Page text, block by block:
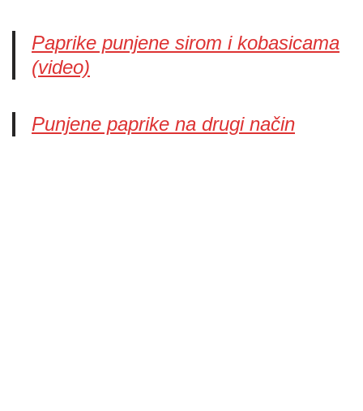
Paprike punjene sirom i kobasicama
(video)
Punjene paprike na drugi način